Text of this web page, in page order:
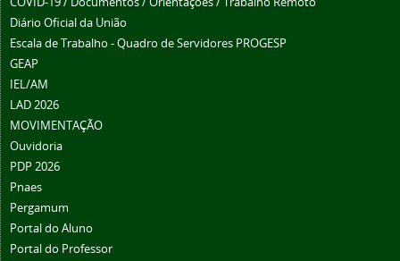
Diário Oficial da União
Escala de Trabalho - Quadro de Servidores PROGESP
GEAP
IEL/AM
LAD 2026
MOVIMENTAÇÃO
Ouvidoria
PDP 2026
Pnaes
Pergamum
Portal do Aluno
Portal do Professor